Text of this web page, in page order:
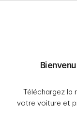
Téléchargez
votre voiture et